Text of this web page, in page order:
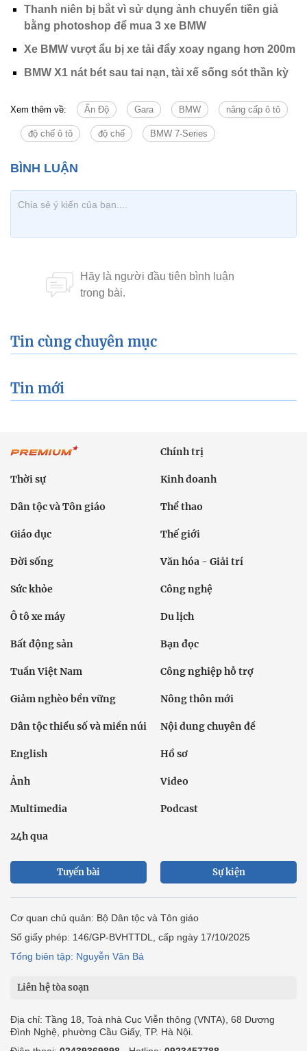
Thanh niên bị bắt vì sử dụng ảnh chuyển tiền giả
bằng photoshop để mua 3 xe BMW
Xe BMW vượt ẩu bị xe tải đẩy xoay ngang hơn 200m
BMW X1 nát bét sau tai nạn, tài xế sống sót thần kỳ
Xem thêm về: Ấn Độ Gara BMW nâng cấp ô tô
độ chế ô tô độ chế BMW 7-Series
Tin cùng chuyên mục
Tin mới
Chính trị
Thời sự Kinh doanh
Dân tộc và Tôn giáo Thể thao
Giáo dục Thế giới
Đời sống Văn hóa - Giải trí
Sức khỏe Công nghệ
Ô tô xe máy Du lịch
Bất động sản Bạn đọc
Tuần Việt Nam Công nghiệp hỗ trợ
Giảm nghèo bền vững Nông thôn mới
Dân tộc thiểu số và miền núi Nội dung chuyên đề
English Hồ sơ
Ảnh Video
Multimedia Podcast
24h qua
Tuyến bài Sự kiện
Cơ quan chủ quản: Bộ Dân tộc và Tôn giáo
Số giấy phép: 146/GP-BVHTTDL, cấp ngày 17/10/2025
Tổng biên tập: Nguyễn Văn Bá
Liên hệ tòa soạn
Địa chỉ: Tầng 18, Toà nhà Cục Viễn thông (VNTA), 68 Dương
Đình Nghệ, phường Cầu Giấy, TP. Hà Nội.